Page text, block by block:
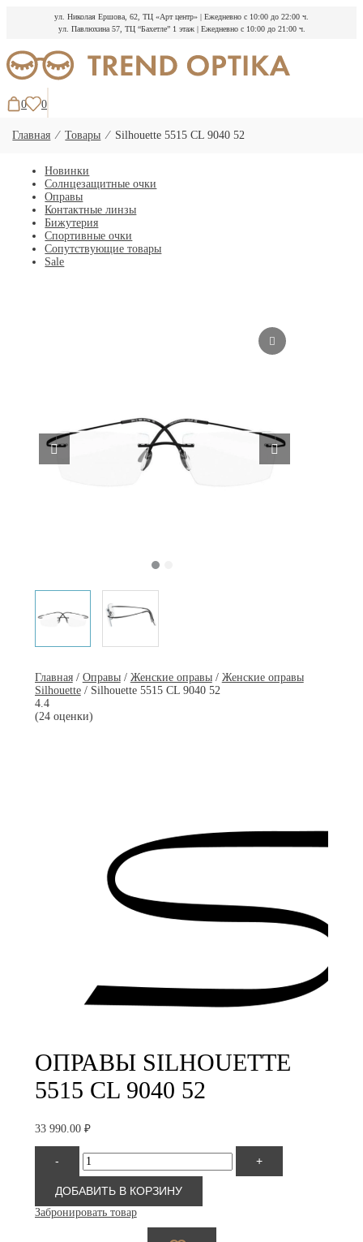
ул. Николая Ершова, 62, ТЦ «Арт центр» | Ежедневно с 10:00 до 22:00 ч.
ул. Павлюхина 57, ТЦ “Бахетле” 1 этаж | Ежедневно с 10:00 до 21:00 ч.
к
содержимому
0 0
Главная ⁄Товары ⁄ Silhouette 5515 CL 9040 52
Новинки
Солнцезащитные очки
Оправы
Контактные линзы
Бижутерия
Спортивные очки
Сопутствующие товары
Sale
Главная/ Оправы/ Женские оправы/ Женские оправы
Silhouette/ Silhouette 5515 CL 9040 52
4.4
(24 оценки)
ОПРАВЫ SILHOUETTE
5515 CL 9040 52
33 990.00 ₽
-
Количество
товара
Silhouette
5515
CL
9040
+
ДОБАВИТЬ В КОРЗИНУ
Забронировать товар